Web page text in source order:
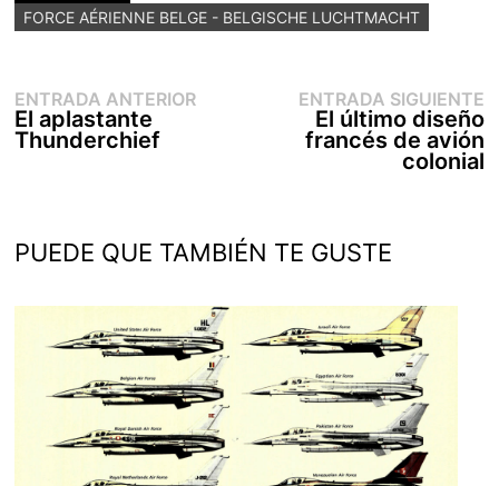
FORCE AÉRIENNE BELGE - BELGISCHE LUCHTMACHT
Navegación
de
entradas
ENTRADA ANTERIOREntrada
El aplastante
Thunderchief
ENTRADA SIGUIENTE
El último diseño
francés de avión
colonial
PUEDE QUE TAMBIÉN TE GUSTE